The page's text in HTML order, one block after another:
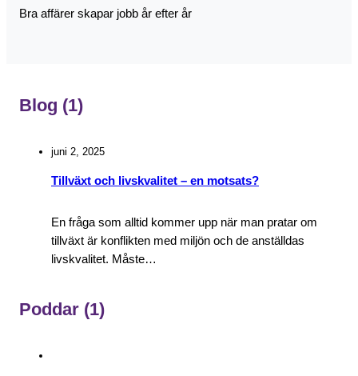
Bra affärer skapar jobb år efter år
Blog (1)
juni 2, 2025
Tillväxt och livskvalitet – en motsats?
En fråga som alltid kommer upp när man pratar om
tillväxt är konflikten med miljön och de anställdas
livskvalitet. Måste…
Poddar (1)